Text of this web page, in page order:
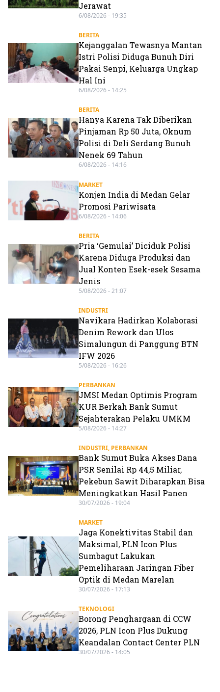
Jerawat
6/08/2026 - 19:35
BERITA
Kejanggalan Tewasnya Mantan
Istri Polisi Diduga Bunuh Diri
Pakai Senpi, Keluarga Ungkap
Hal Ini
6/08/2026 - 14:25
BERITA
Hanya Karena Tak Diberikan
Pinjaman Rp 50 Juta, Oknum
Polisi di Deli Serdang Bunuh
Nenek 69 Tahun
6/08/2026 - 14:16
MARKET
Konjen India di Medan Gelar
Promosi Pariwisata
6/08/2026 - 14:06
BERITA
Pria ‘Gemulai’ Diciduk Polisi
Karena Diduga Produksi dan
Jual Konten Esek-esek Sesama
Jenis
5/08/2026 - 21:07
INDUSTRI
Navikara Hadirkan Kolaborasi
Denim Rework dan Ulos
Simalungun di Panggung BTN
IFW 2026
5/08/2026 - 16:26
PERBANKAN
JMSI Medan Optimis Program
KUR Berkah Bank Sumut
Sejahterakan Pelaku UMKM
5/08/2026 - 14:27
INDUSTRI, PERBANKAN
Bank Sumut Buka Akses Dana
PSR Senilai Rp 44,5 Miliar,
Pekebun Sawit Diharapkan Bisa
Meningkatkan Hasil Panen
30/07/2026 - 19:04
MARKET
Jaga Konektivitas Stabil dan
Maksimal, PLN Icon Plus
Sumbagut Lakukan
Pemeliharaan Jaringan Fiber
Optik di Medan Marelan
30/07/2026 - 17:13
TEKNOLOGI
Borong Penghargaan di CCW
2026, PLN Icon Plus Dukung
Keandalan Contact Center PLN
30/07/2026 - 14:05